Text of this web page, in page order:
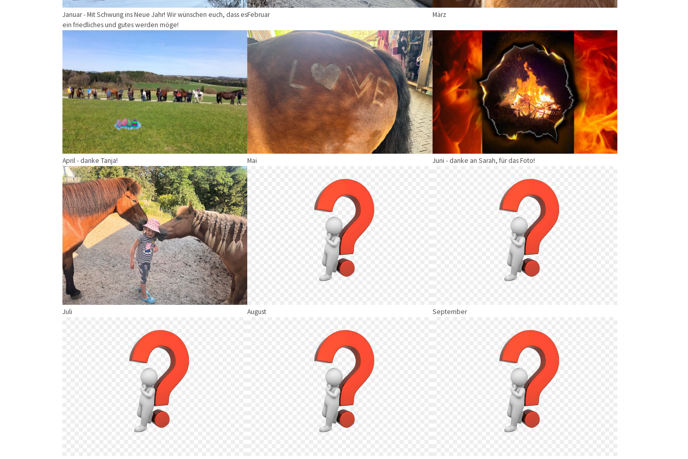
Januar - Mit Schwung ins Neue Jahr! Wir wünschen euch, dass es
ein friedliches und gutes werden möge!
Februar März
April - danke Tanja!
Show larger version
Mai
Show larger version
Juni - danke an Sarah, für das Foto!
Show larger version
Juli
Show larger version
August September